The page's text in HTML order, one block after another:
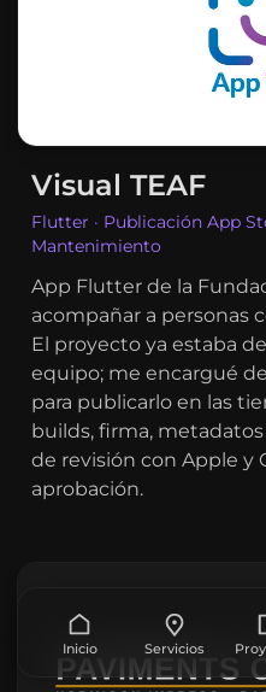
Inicio Servicios
Visual TEAF
Flutter · Publicación App
Mantenimiento
App Flutter de la
acompañar a personas
El proyecto ya estaba
equipo; me encargué
para publicarlo en las
builds, firma,
de revisión con Apple y
aprobación.